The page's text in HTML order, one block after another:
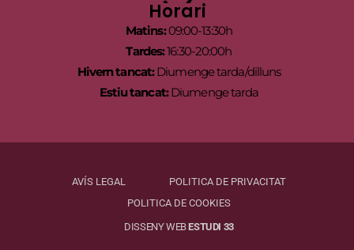
Horari
Matins:09:00-13:30h
Tardes:16:30-20:00h
Hivern tancat:Diumenge tarda/dilluns
Estiu tancat:Diumenge tarda
AVÍS LEGAL
POLITICA DE PRIVACITAT
POLITICA DE COOKIES
DISSENY WEBESTUDI 33